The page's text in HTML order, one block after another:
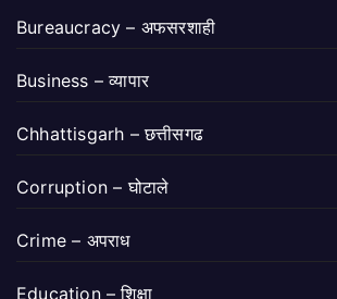
Bureaucracy – अफसरशाही
Business – व्यापार
Chhattisgarh – छत्तीसगढ
Corruption – घोटाले
Crime – अपराध
Education – शिक्षा